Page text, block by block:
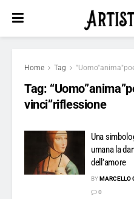
Home Tag
Tag:
vinci”riflessione
Una
umana la
dell’amore
BYMARCELLO
0